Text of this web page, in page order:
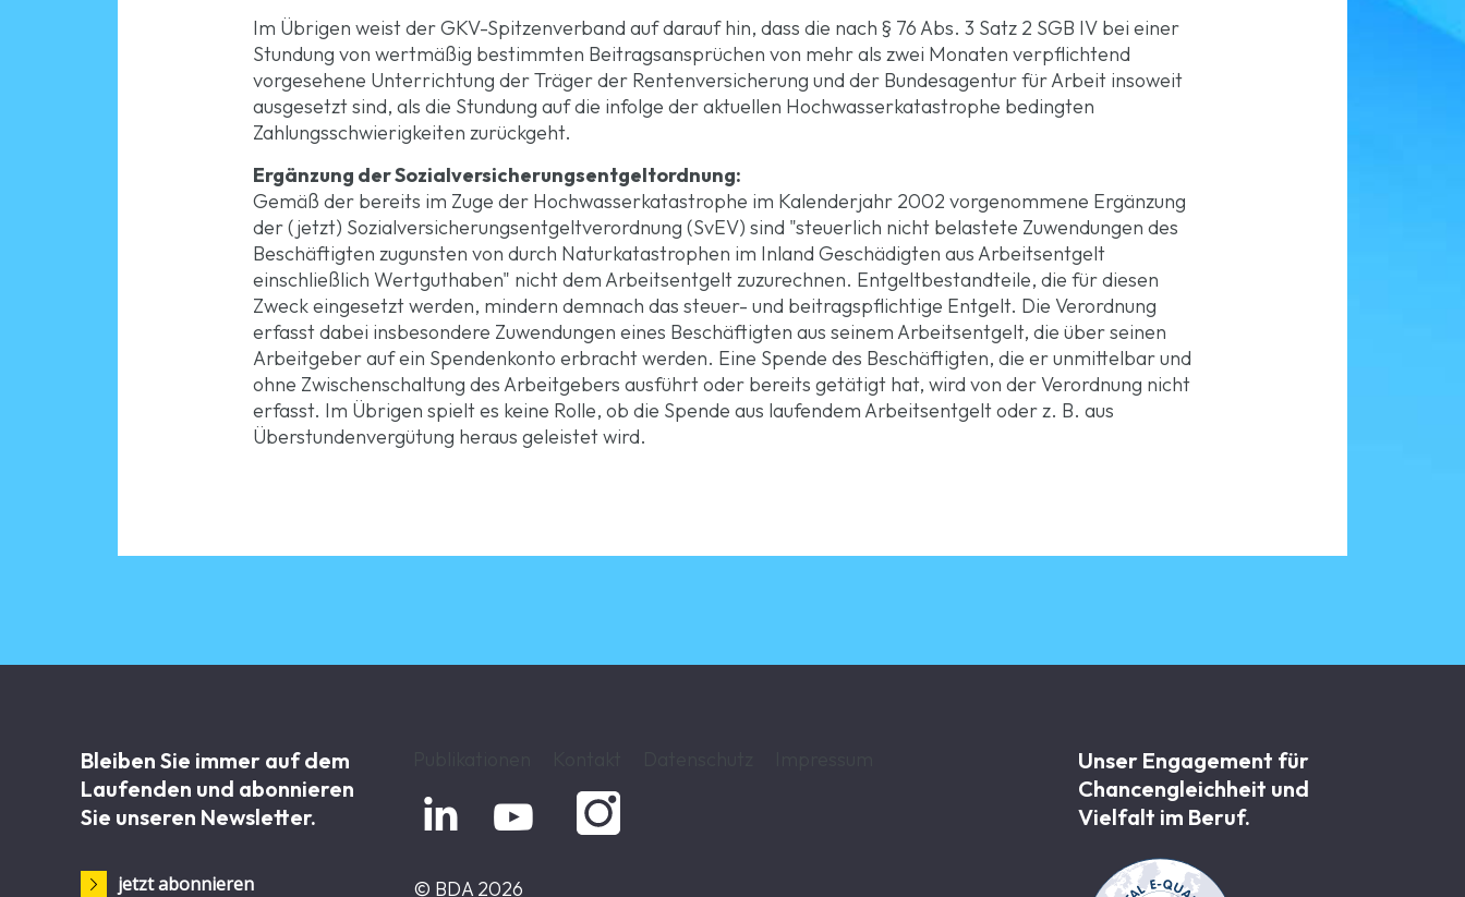
Im Übrigen weist der GKV-Spitzenverband auf darauf hin, dass die nach § 76 Abs. 3 Satz 2 SGB IV bei einer
Stundung von wertmäßig bestimmten Beitragsansprüchen von mehr als zwei Monaten verpflichtend
vorgesehene Unterrichtung der Träger der Rentenversicherung und der Bundesagentur für Arbeit insoweit
ausgesetzt sind, als die Stundung auf die infolge der aktuellen Hochwasserkatastrophe bedingten
Zahlungsschwierigkeiten zurückgeht.
Ergänzung der Sozialversicherungsentgeltordnung:
Gemäß der bereits im Zuge der Hochwasserkatastrophe im Kalenderjahr 2002 vorgenommene Ergänzung
der (jetzt) Sozialversicherungsentgeltverordnung (SvEV) sind "steuerlich nicht belastete Zuwendungen des
Beschäftigten zugunsten von durch Naturkatastrophen im Inland Geschädigten aus Arbeitsentgelt
einschließlich Wertguthaben" nicht dem Arbeitsentgelt zuzurechnen. Entgeltbestandteile, die für diesen
Zweck eingesetzt werden, mindern demnach das steuer- und beitragspflichtige Entgelt. Die Verordnung
erfasst dabei insbesondere Zuwendungen eines Beschäftigten aus seinem Arbeitsentgelt, die über seinen
Arbeitgeber auf ein Spendenkonto erbracht werden. Eine Spende des Beschäftigten, die er unmittelbar und
ohne Zwischenschaltung des Arbeitgebers ausführt oder bereits getätigt hat, wird von der Verordnung nicht
erfasst. Im Übrigen spielt es keine Rolle, ob die Spende aus laufendem Arbeitsentgelt oder z. B. aus
Überstundenvergütung heraus geleistet wird.
Bleiben Sie immer auf dem
Laufenden und abonnieren
Sie unseren Newsletter.
jetzt abonnieren
 
© BDA 2026
Unser Engagement für
Chancen­gleichheit und
Vielfalt im Beruf.